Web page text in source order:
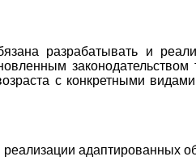
разрабатывать и
законодательством
с конкретными
адаптированных